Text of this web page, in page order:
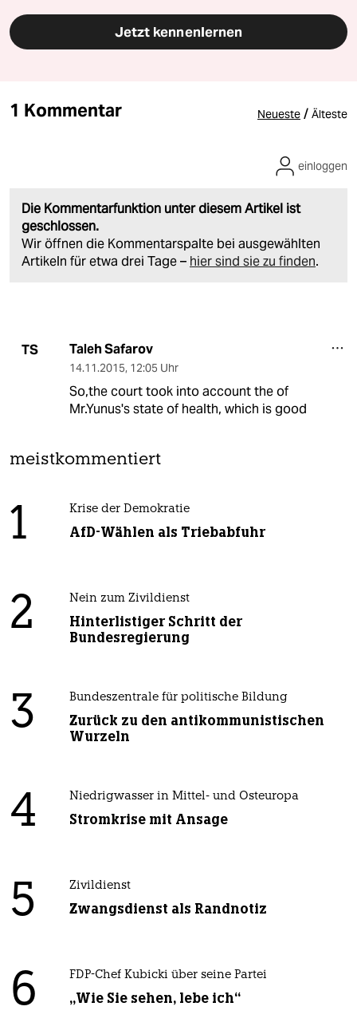
Jetzt kennenlernen
1 Kommentar Neueste / Älteste
Die Kommentarfunktion unter diesem Artikel ist
geschlossen.
Wir öffnen die Kommentarspalte bei ausgewählten
Artikeln für etwa drei Tage – hier sind sie zu finden.
einloggen
TS Taleh Safarov
14.11.2015, 12:05 Uhr
So,the court took into account the of
Mr.Yunus's state of health, which is good
meistkommentiert
1 Krise der Demokratie
AfD-Wählen als Triebabfuhr
2 Nein zum Zivildienst
Hinterlistiger Schritt der
Bundesregierung
3 Bundeszentrale für politische Bildung
Zurück zu den antikommunistischen
Wurzeln
4 Niedrigwasser in Mittel- und Osteuropa
Stromkrise mit Ansage
5 Zivildienst
Zwangsdienst als Randnotiz
6 FDP-Chef Kubicki über seine Partei
„Wie Sie sehen, lebe ich“